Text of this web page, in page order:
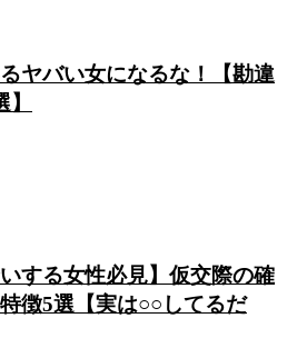
ヤバい女になるな！【勘違
いする女性必見】仮交際の確
徴5選【実は○○してるだ